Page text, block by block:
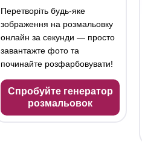
Перетворіть будь-яке
зображення на розмальовку
онлайн за секунди — просто
завантажте фото та
починайте розфарбовувати!
Спробуйте генератор
розмальовок